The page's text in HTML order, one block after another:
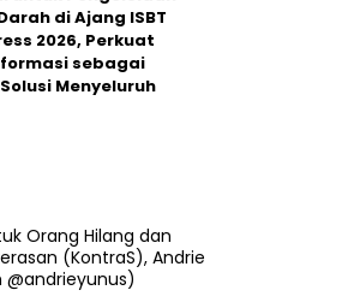
di Ajang ISBT
2026, Perkuat
sebagai
Menyeluruh